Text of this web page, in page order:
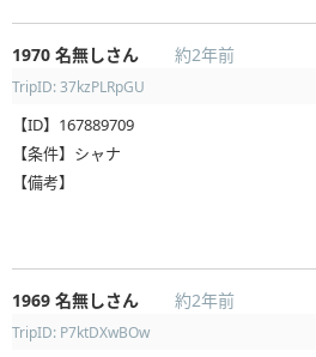
1970 名無しさん 約2年前
TripID: 37kzPLRpGU
【ID】167889709
【条件】シャナ
【備考】
1969 名無しさん 約2年前
TripID: P7ktDXwBOw